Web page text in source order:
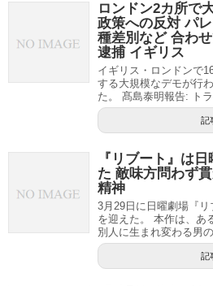
ロンドン2カ所で
政策への反対 パ
種差別など 合わ
逮捕 イギリス
イギリス・ロンドンで
する大規模なデモが行
た。 髙島泰明報告: ト
記
『リブート』は
た 敵味方問わず
精神
3月29日に日曜劇場『
を迎えた。 本作は、あ
別人に生まれ変わる男
記